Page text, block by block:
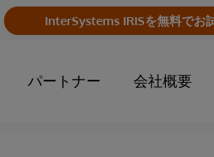
InterSystems IRISを無料でお
パートナー 会社概要